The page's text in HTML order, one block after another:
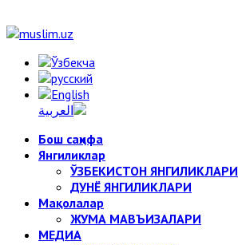
Бош саҳифа
Янгиликлар
ЎЗБЕКИСТОН ЯНГИЛИКЛАРИ
ДУНЁ ЯНГИЛИКЛАРИ
Мақолалар
ЖУМА МАВЪИЗАЛАРИ
МЕДИА